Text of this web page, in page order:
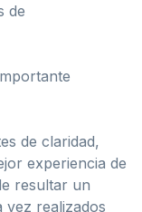
de
de claridad,
experiencia de
resultar un
realizados